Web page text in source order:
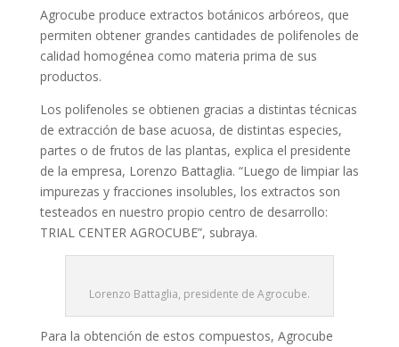
Agrocube produce extractos botánicos arbóreos, que
permiten obtener grandes cantidades de polifenoles de
calidad homogénea como materia prima de sus
productos.
Los polifenoles se obtienen gracias a distintas técnicas
de extracción de base acuosa, de distintas especies,
partes o de frutos de las plantas, explica el presidente
de la empresa, Lorenzo Battaglia. “Luego de limpiar las
impurezas y fracciones insolubles, los extractos son
testeados en nuestro propio centro de desarrollo:
TRIAL CENTER AGROCUBE”, subraya.
Lorenzo Battaglia, presidente de Agrocube.
Para la obtención de estos compuestos, Agrocube